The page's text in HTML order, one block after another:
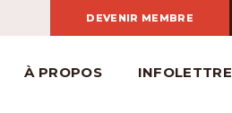
DEVENIR MEMBRE
À PROPOS INFOLETTRE